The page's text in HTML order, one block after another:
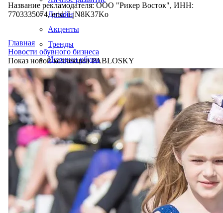
Дизайн
Акценты
Тренды
Истории обуви
Производство
Название рекламодателя: ООО "Рикер Восток", ИНН:
7703335074, erid: LjN8K37Ko
Главная
Новости обувного бизнеса
Показ новой коллекции PABLOSKY